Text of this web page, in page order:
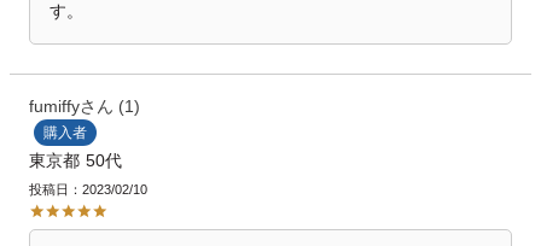
す。
fumiffy 1
購入者
東京都 50代
投稿日 2023/02/10